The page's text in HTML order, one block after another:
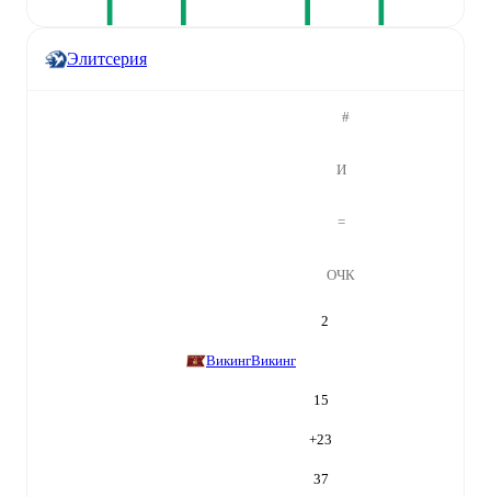
Элитсерия
#
И
=
ОЧК
2
ВикингВикинг
15
+23
37